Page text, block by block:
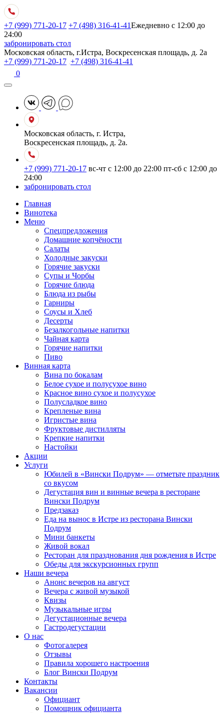
+7 (999) 771-20-17 +7 (498) 316-41-41Ежедневно с 12:00 до
24:00
забронировать стол
Московская область, г.Истра, Воскресенская площадь, д. 2а
+7 (999) 771-20-17 ,+7 (498) 316-41-41
0
Московская область, г. Истра,
Воскресенская площадь, д. 2а.
+7 (999) 771-20-17 вс-чт с 12:00 до 22:00 пт-сб с 12:00 до
24:00
забронировать стол
Главная
Винотека
Меню
Спецпредложения
Домашние копчёности
Салаты
Холодные закуски
Горячие закуски
Супы и Чорбы
Горячие блюда
Блюда из рыбы
Гарниры
Соусы и Хлеб
Десерты
Безалкогольные напитки
Чайная карта
Горячие напитки
Пиво
Винная карта
Вина по бокалам
Белое сухое и полусухое вино
Красное вино сухое и полусухое
Полусладкое вино
Крепленые вина
Игристые вина
Фруктовые дистилляты
Крепкие напитки
Настойки
Акции
Услуги
Юбилей в «Вински Подрум» — отметьте праздник
со вкусом
Дегустация вин и винные вечера в ресторане
Вински Подрум
Предзаказ
Еда на вынос в Истре из ресторана Вински
Подрум
Мини банкеты
Живой вокал
Ресторан для празднования дня рождения в Истре
Обеды для экскурсионных групп
Наши вечера
Анонс вечеров на август
Вечера с живой музыкой
Квизы
Музыкальные игры
Дегустационные вечера
Гастродегустации
О нас
Фотогалерея
Отзывы
Правила хорошего настроения
Блог Вински Подрум
Контакты
Вакансии
Официант
Помощник официанта